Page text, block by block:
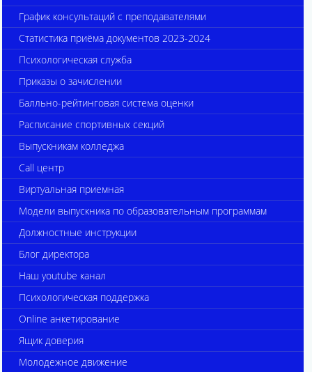
График консультаций с преподавателями
Статистика приёма документов 2023-2024
Психологическая служба
Приказы о зачислении
Балльно-рейтинговая система оценки
Расписание спортивных секций
Выпускникам колледжа
Call центр
Виртуальная приемная
Модели выпускника по образовательным программам
Должностные инструкции
Блог директора
Наш youtube канал
Психологическая поддержка
Online анкетирование
Ящик доверия
Молодежное движение